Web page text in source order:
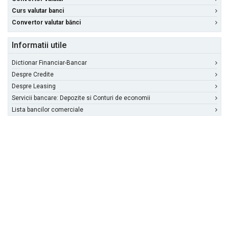
Curs valutar banci
Convertor valutar bănci
Informatii utile
Dictionar Financiar-Bancar
Despre Credite
Despre Leasing
Servicii bancare: Depozite si Conturi de economii
Lista bancilor comerciale